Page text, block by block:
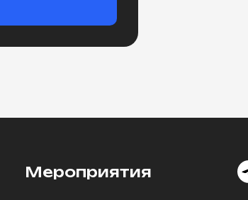
Мероприятия